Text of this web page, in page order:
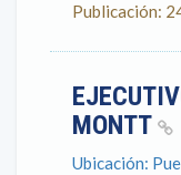
Publicación:
MONTT
Ubicación: